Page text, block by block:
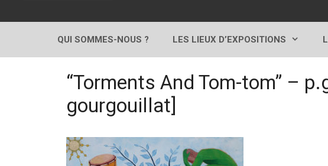
QUI SOMMES-NOUS ? LES LIEUX D’EXPOSITIONS
“Torments And Tom-tom” –
gourgouillat]